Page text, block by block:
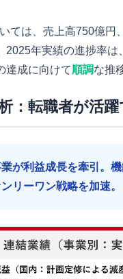
ては、売上高750億円
2025年実績の進捗率
達成に向けて順調な推
：転職者が活
が利益成長を牽引。
リーワン戦略を加速。